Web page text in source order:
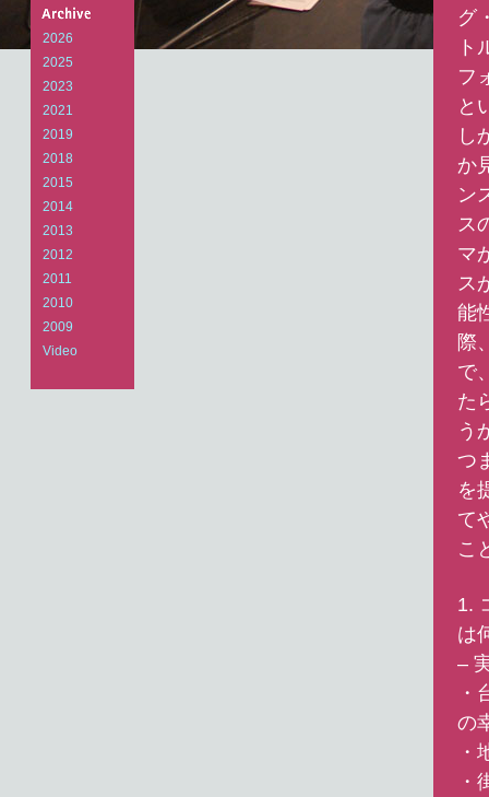
Arts
Laboratory
2026
2025
2023
2021
2019
2018
2015
2014
2013
2012
2011
2010
2009
Video
グ
ト
フ
と
し
か
ン
ス
マ
ス
能
際
で
た
う
つ
を
て
こ
1.
は
–
・
の
・
・